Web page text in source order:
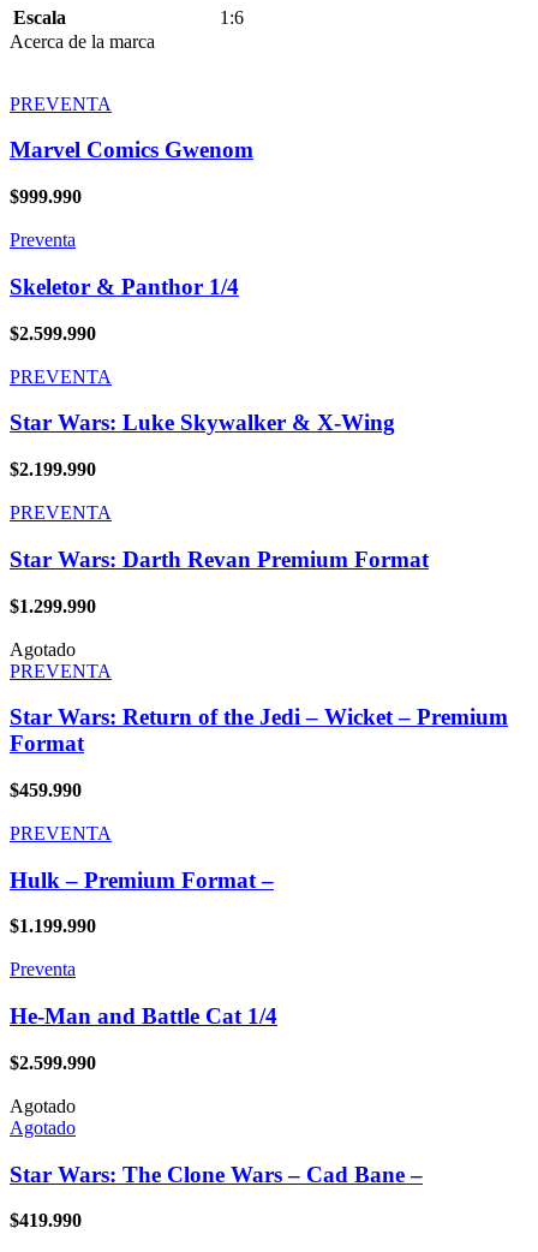
Escala
1:6
Acerca de la marca
PREVENTA
Marvel Comics Gwenom
$999.990
Preventa
Skeletor & Panthor 1/4
$2.599.990
PREVENTA
Star Wars: Luke Skywalker & X-Wing
$2.199.990
PREVENTA
Star Wars: Darth Revan Premium Format
$1.299.990
Agotado
PREVENTA
Star Wars: Return of the Jedi – Wicket – Premium
Format
$459.990
PREVENTA
Hulk – Premium Format –
$1.199.990
Preventa
He-Man and Battle Cat 1/4
$2.599.990
Agotado
Agotado
Star Wars: The Clone Wars – Cad Bane –
$419.990